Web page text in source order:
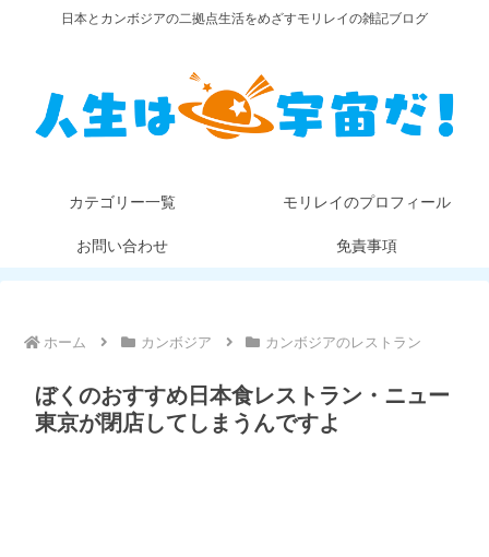
日本とカンボジアの二拠点生活をめざすモリレイの雑記ブログ
カテゴリー一覧 モリレイのプロフィール
お問い合わせ 免責事項
ホーム カンボジア カンボジアのレストラン
ぼくのおすすめ日本食レストラン・ニュー
東京が閉店してしまうんですよ